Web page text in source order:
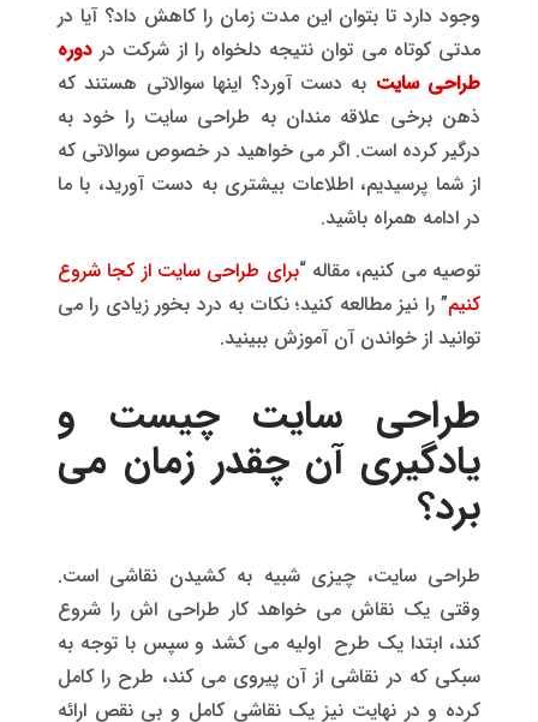
وجود دارد تا بتوان این مدت زمان را کاهش داد؟ آیا در
مدتی کوتاه می توان نتیجه دلخواه را از شرکت در دوره
طراحی سایت به دست آورد؟ اینها سوالاتی هستند که
ذهن برخی علاقه مندان به طراحی سایت را خود به
درگیر کرده است. اگر می خواهید در خصوص سوالاتی که
از شما پرسیدیم، اطلاعات بیشتری به دست آورید، با ما
در ادامه همراه باشید.
توصیه می کنیم، مقاله “برای طراحی سایت از کجا شروع
کنیم” را نیز مطالعه کنید؛ نکات به درد بخور زیادی را می
توانید از خواندن آن آموزش ببینید.
طراحی سایت چیست و
یادگیری آن چقدر زمان می
برد؟
طراحی سایت، چیزی شبیه به کشیدن نقاشی است.
وقتی یک نقاش می خواهد کار طراحی اش را شروع
کند، ابتدا یک طرح اولیه می کشد و سپس با توجه به
سبکی که در نقاشی از آن پیروی می کند، طرح را کامل
کرده و در نهایت نیز یک نقاشی کامل و بی نقص ارائه